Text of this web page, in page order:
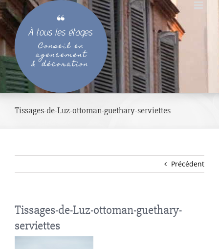
Passer
au
contenu
Tissages-de-Luz-ottoman-guethary-serviettes
Précédent
Tissages-de-Luz-ottoman-guethary-
serviettes